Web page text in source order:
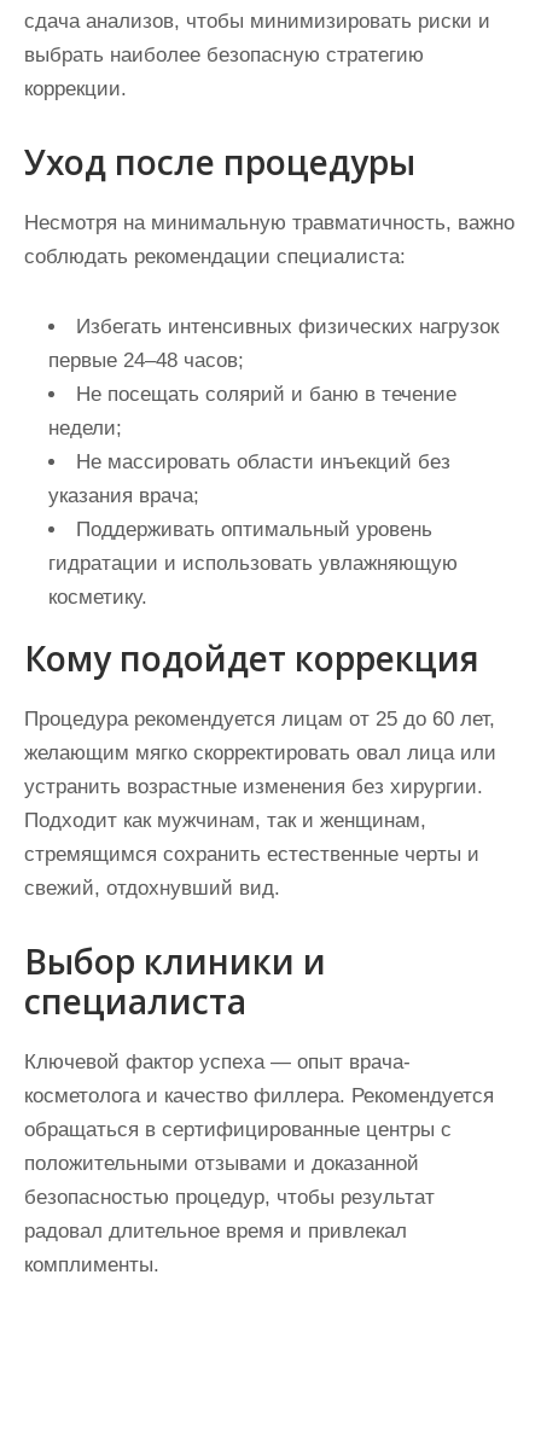
сдача анализов, чтобы минимизировать риски и
выбрать наиболее безопасную стратегию
коррекции.
Уход после процедуры
Несмотря на минимальную травматичность, важно
соблюдать рекомендации специалиста:
Избегать интенсивных физических нагрузок
первые 24–48 часов;
Не посещать солярий и баню в течение
недели;
Не массировать области инъекций без
указания врача;
Поддерживать оптимальный уровень
гидратации и использовать увлажняющую
косметику.
Кому подойдет коррекция
Процедура рекомендуется лицам от 25 до 60 лет,
желающим мягко скорректировать овал лица или
устранить возрастные изменения без хирургии.
Подходит как мужчинам, так и женщинам,
стремящимся сохранить естественные черты и
свежий, отдохнувший вид.
Выбор клиники и
специалиста
Ключевой фактор успеха — опыт врача-
косметолога и качество филлера. Рекомендуется
обращаться в сертифицированные центры с
положительными отзывами и доказанной
безопасностью процедур, чтобы результат
радовал длительное время и привлекал
комплименты.